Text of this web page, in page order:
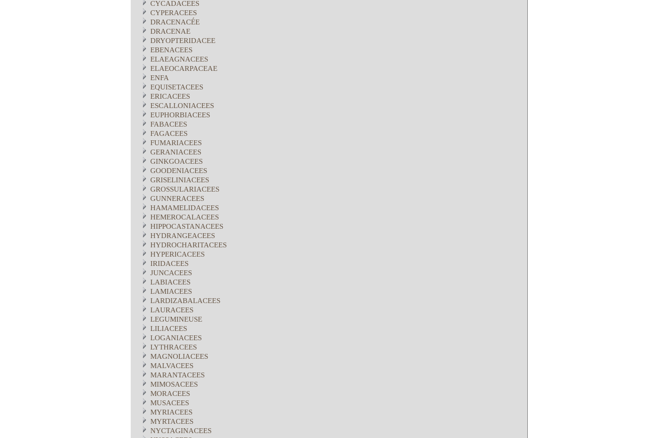
CYCADACEES
CYPERACEES
DRACENACÉE
DRACENAE
DRYOPTERIDACEE
EBENACEES
ELAEAGNACEES
ELAEOCARPACEAE
ENFA
EQUISETACEES
ERICACEES
ESCALLONIACEES
EUPHORBIACEES
FABACEES
FAGACEES
FUMARIACEES
GERANIACEES
GINKGOACEES
GOODENIACEES
GRISELINIACEES
GROSSULARIACEES
GUNNERACEES
HAMAMELIDACEES
HEMEROCALACEES
HIPPOCASTANACEES
HYDRANGEACEES
HYDROCHARITACEES
HYPERICACEES
IRIDACEES
JUNCACEES
LABIACEES
LAMIACEES
LARDIZABALACEES
LAURACEES
LEGUMINEUSE
LILIACEES
LOGANIACEES
LYTHRACEES
MAGNOLIACEES
MALVACEES
MARANTACEES
MIMOSACEES
MORACEES
MUSACEES
MYRIACEES
MYRTACEES
NYCTAGINACEES